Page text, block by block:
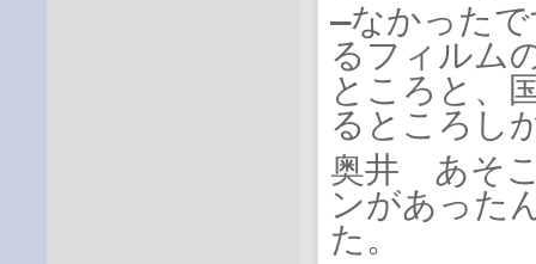
―なかった
るフィルム
ところと、
るところし
奥井 あそこ
ンがあった
た。